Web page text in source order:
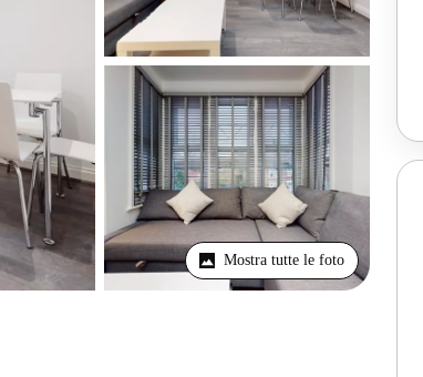
Mostra tutte le foto